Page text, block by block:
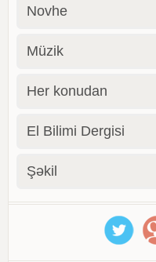
Novhe
Müzik
Her konudan
El Bilimi Dergisi
Şəkil